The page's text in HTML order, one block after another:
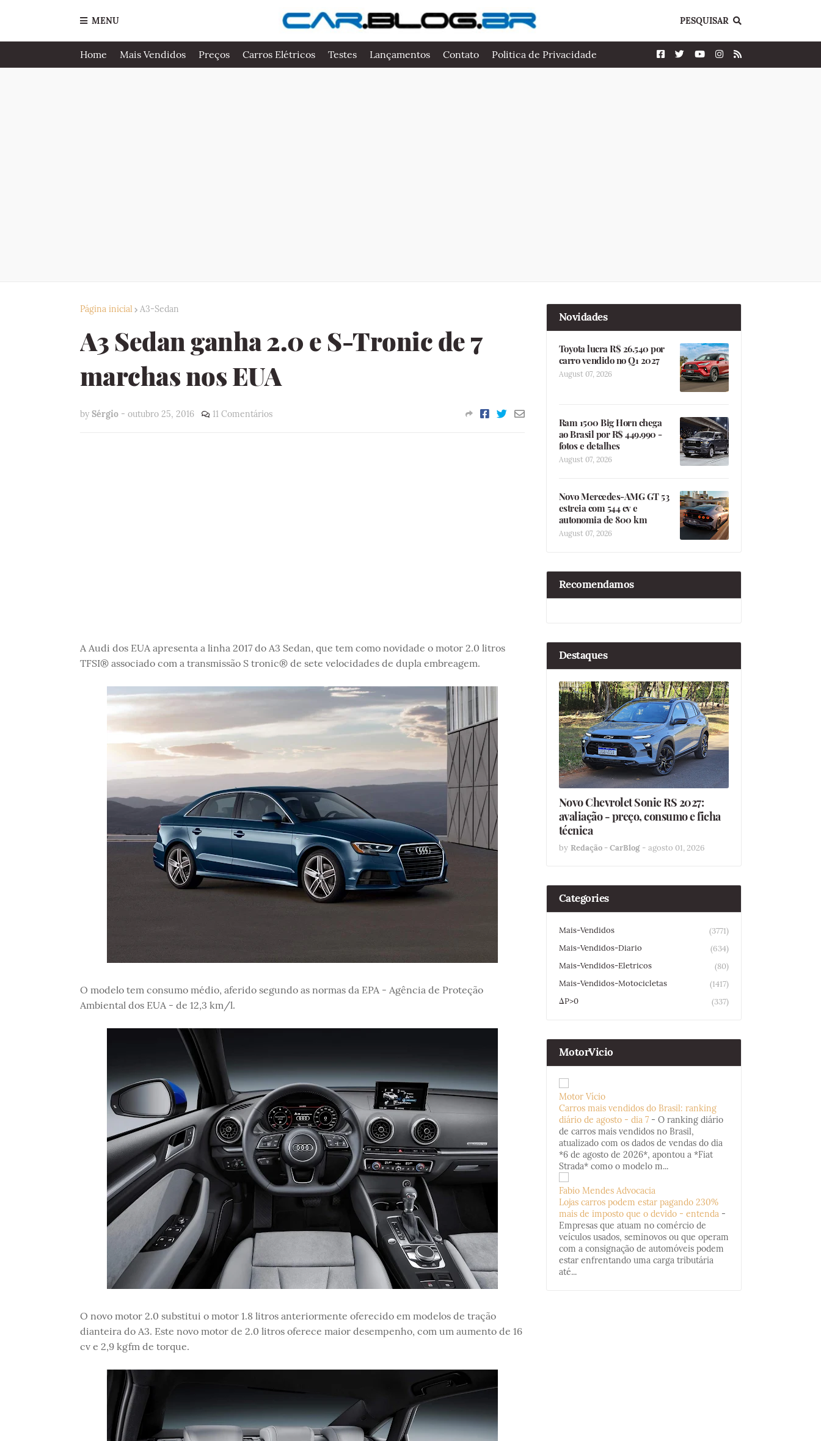
MENU PESQUISAR
Home Mais Vendidos Preços Carros Elétricos Testes Lançamentos Contato Politica de Privacidade
Página inicial A3-Sedan
A3 Sedan ganha 2.0 e S-Tronic de 7
marchas nos EUA
by Sérgio - outubro 25, 2016 11 Comentários
A Audi dos EUA apresenta a linha 2017 do A3 Sedan, que tem como novidade o motor 2.0 litros
TFSI® associado com a transmissão S tronic® de sete velocidades de dupla embreagem.
O modelo tem consumo médio, aferido segundo as normas da EPA - Agência de Proteção
Ambiental dos EUA - de 12,3 km/l.
O novo motor 2.0 substitui o motor 1.8 litros anteriormente oferecido em modelos de tração
dianteira do A3. Este novo motor de 2.0 litros oferece maior desempenho, com um aumento de 16
cv e 2,9 kgfm de torque.
Novidades
Toyota lucra R$ 26.540 por
carro vendido no Q1 2027
August 07, 2026
Ram 1500 Big Horn chega
ao Brasil por R$ 449.990 -
fotos e detalhes
August 07, 2026
Novo Mercedes-AMG GT 53
estreia com 544 cv e
autonomia de 800 km
August 07, 2026
Recomendamos
Destaques
Novo Chevrolet Sonic RS 2027:
avaliação - preço, consumo e ficha
técnica
by Redação - CarBlog - agosto 01, 2026
Categories
Mais-Vendidos
(3771)
Mais-Vendidos-Diario
(634)
Mais-Vendidos-Eletricos
(80)
Mais-Vendidos-Motocicletas
(1417)
ΔP>0
(337)
MotorVicio
Motor Vício
Carros mais vendidos do Brasil: ranking
diário de agosto - dia 7 - O ranking diário
de carros mais vendidos no Brasil,
atualizado com os dados de vendas do dia
*6 de agosto de 2026*, apontou a *Fiat
Strada* como o modelo m...
Fabio Mendes Advocacia
Lojas carros podem estar pagando 230%
mais de imposto que o devido - entenda -
Empresas que atuam no comércio de
veículos usados, seminovos ou que operam
com a consignação de automóveis podem
estar enfrentando uma carga tributária
até...